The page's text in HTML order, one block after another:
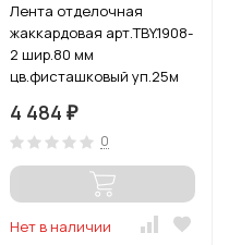
Лента отделочная
жаккардовая арт.TBY.1908-
2 шир.80 мм
цв.фисташковый уп.25м
4 484 ₽
0
Нет в наличии